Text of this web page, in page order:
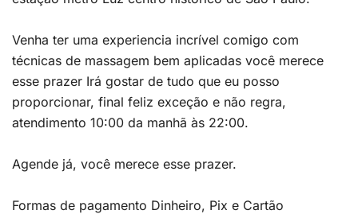
Venha ter uma experiencia incrível comigo com
técnicas de massagem bem aplicadas você merece
esse prazer Irá gostar de tudo que eu posso
proporcionar, final feliz exceção e não regra,
atendimento 10:00 da manhã às 22:00.
Agende já, você merece esse prazer.
Formas de pagamento Dinheiro, Pix e Cartão